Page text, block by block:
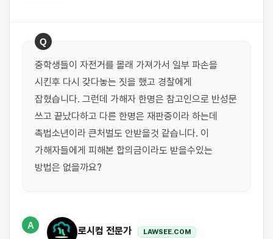
Q
중학생들이 자전거를 몰래 가져가서 일부 파손을
시킨후 다시 갖다놓는 짓을 했고 경찰에게
잡혔습니다. 그런데 가해자 한명은 참고인으로 반성문
쓰고 끝났다하고 다른 한명은 재판중이라 하는데
촉법소년이라 큰처벌도 안받을것 같습니다. 이
가해자들에게 피해본 합의금이라도 받을수있는
방법은 없을까요?
A
로시컴 전문가 LAWSEE.COM